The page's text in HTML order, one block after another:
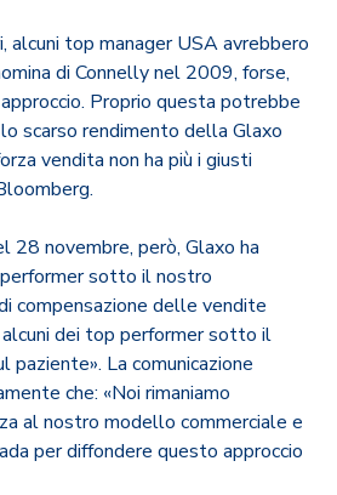
alcuni top manager USA avrebbero
di Connelly nel 2009, forse,
Proprio questa potrebbe
scarso rendimento della Glaxo
vendita non ha più i giusti
28 novembre, però, Glaxo ha
sotto il nostro
compensazione delle vendite
dei top performer sotto il
La comunicazione
che: «Noi rimaniamo
al nostro modello commerciale e
per diffondere questo approccio